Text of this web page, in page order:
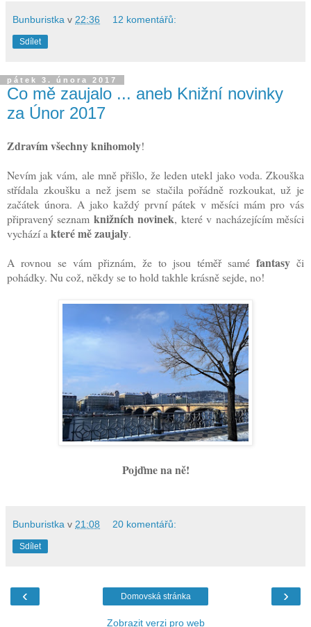
Bunburistka v 22:36 12 komentářů:
Sdílet
pátek 3. února 2017
Co mě zaujalo ... aneb Knižní novinky
za Únor 2017
Zdravím všechny knihomoly!
Nevím jak vám, ale mně přišlo, že leden utekl jako voda. Zkouška
střídala zkoušku a než jsem se stačila pořádně rozkoukat, už je
začátek února. A jako každý první pátek v měsíci mám pro vás
připravený seznam knižních novinek, které v nacházejícím měsíci
vychází akteré mě zaujaly.
A rovnou se vám přiznám, že to jsou téměř samé fantasy či
pohádky. Nu což, někdy se to hold takhle krásně sejde, no!
Pojďme na ně!
Bunburistka v 21:08 20 komentářů:
Sdílet
‹ ›
Domovská stránka
Zobrazit verzi pro web